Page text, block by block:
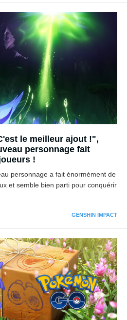
le meilleur ajout !",
personnage fait
!
personnage a fait énormément de
et semble bien parti pour conquérir
GENSHIN IMPACT